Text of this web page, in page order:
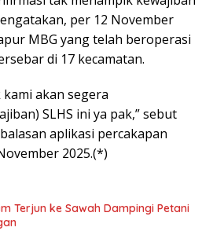
per 12 November
MBG yang telah beroperasi
di 17 kecamatan.
akan segera
SLHS ini ya pak,” sebut
aplikasi percakapan
2025.(*)
Terjun ke Sawah Dampingi Petani